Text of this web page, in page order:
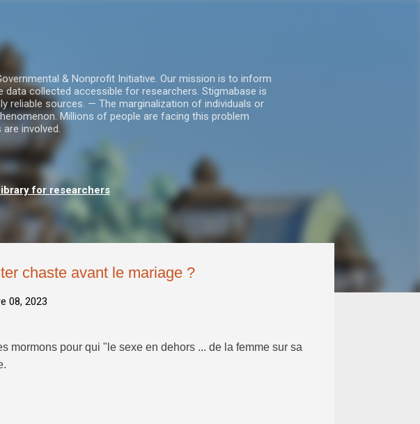
& Nonprofit Initiative. Our mission is to inform
collected accessible for researchers. Stigmabase is
reliable sources. — The marginalization of individuals or
Millions of people are facing this problem
involved.
for researchers
chaste avant le mariage ?
08, 2023
mormons pour qui "le sexe en dehors ... de la femme sur sa